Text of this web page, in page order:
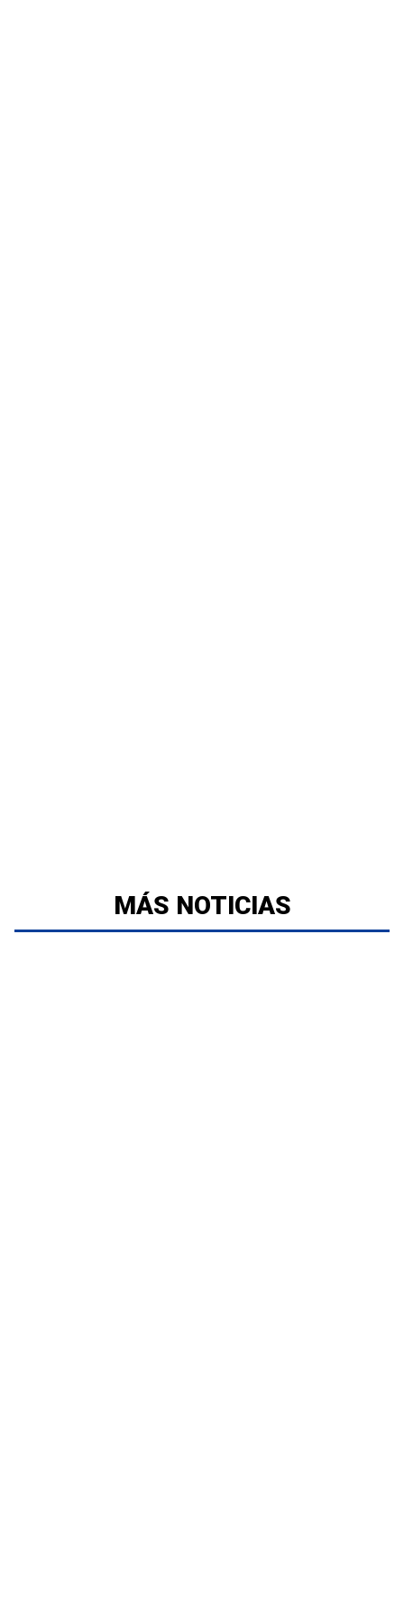
MÁS NOTICIAS